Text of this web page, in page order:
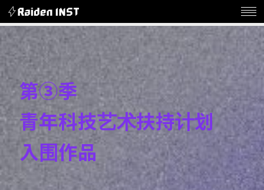
第③季
青年科技艺术扶持计划
入围作品